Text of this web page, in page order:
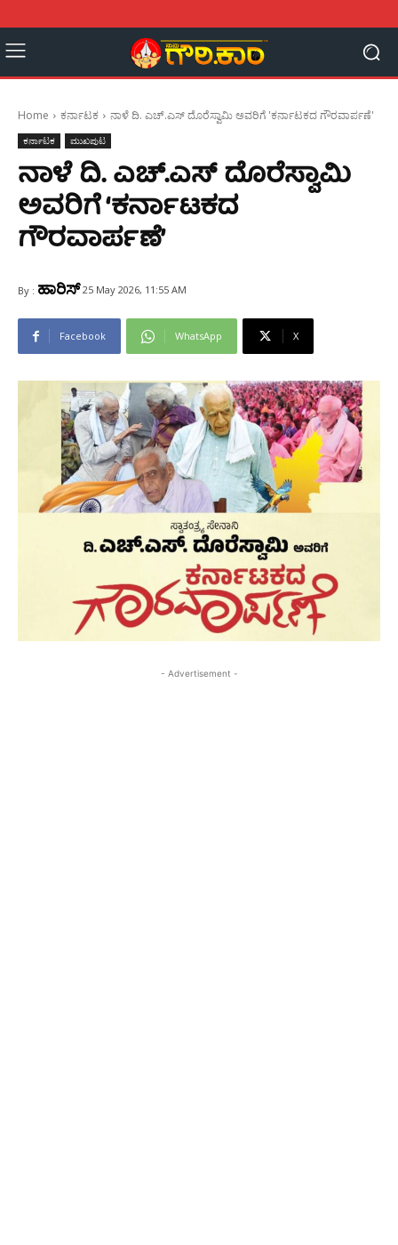
Home ಕರ್ನಾಟಕ ನಾಳೆ ದಿ. ಎಚ್.ಎಸ್ ದೊರೆಸ್ವಾಮಿ ಅವರಿಗೆ 'ಕರ್ನಾಟಕದ ಗೌರವಾರ್ಪಣೆ'
ಕರ್ನಾಟಕ ಮುಖಪುಟ
ನಾಳೆ ದಿ. ಎಚ್.ಎಸ್ ದೊರೆಸ್ವಾಮಿ
ಅವರಿಗೆ ‘ಕರ್ನಾಟಕದ
ಗೌರವಾರ್ಪಣೆ’
By : ಹಾರಿಸ್ 25 May 2026, 11:55 AM
Facebook WhatsApp X
- Advertisement -